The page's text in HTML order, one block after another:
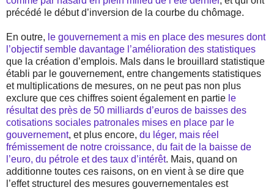
précédé le début d’inversion de la courbe du chômage.
En outre, le gouvernement a mis en place des mesures dont
l’objectif semble davantage l’amélioration des statistiques
que la création d’emplois. Mals dans le brouillard statistique
établi par le gouvernement, entre changements statistiques
et multiplications de mesures, on ne peut pas non plus
exclure que ces chiffres soient également en partie le
résultat des près de 50 milliards d’euros de baisses des
cotisations sociales patronales mises en place par le
gouvernement, et plus encore, du léger, mais réel
frémissement de notre croissance, du fait de la baisse de
l’euro, du pétrole et des taux d’intérêt. Mais, quand on
additionne toutes ces raisons, on en vient à se dire que
l’effet structurel des mesures gouvernementales est